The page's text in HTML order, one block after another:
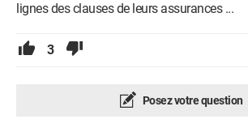
lignes des clauses de leurs assurances ...
3
Posez votre question